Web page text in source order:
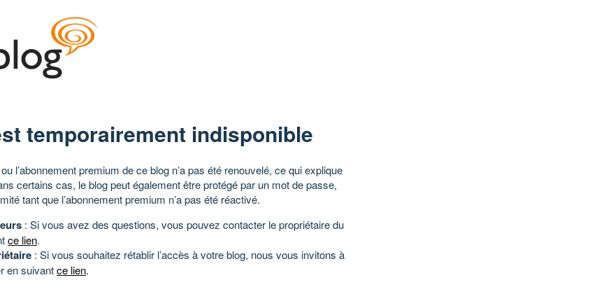
temporairement indisponible
l’abonnement premium de ce blog n’a pas été renouvelé, ce qui explique
certains cas, le blog peut également être protégé par un mot de passe,
tant que l’abonnement premium n’a pas été réactivé.
: Si vous avez des questions, vous pouvez contacter le propriétaire du
ce lien.
: Si vous souhaitez rétablir l’accès à votre blog, nous vous invitons à
en suivantce lien.